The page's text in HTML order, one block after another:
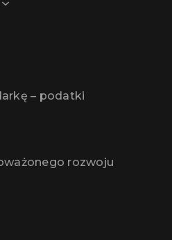
– podatki
rozwoju